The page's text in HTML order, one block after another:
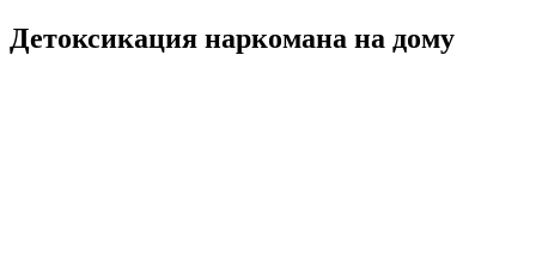
Детоксикация наркомана на дому